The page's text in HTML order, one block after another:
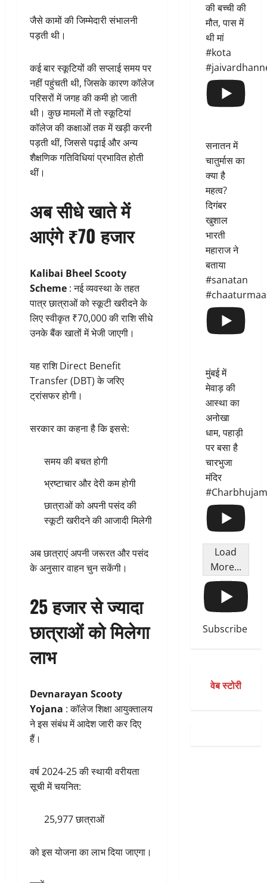
जैसे कामों की जिम्मेदारी संभालनी
पड़ती थी।
कई बार स्कूटियों की सप्लाई समय पर
नहीं पहुंचती थी, जिसके कारण कॉलेज
परिसरों में जगह की कमी हो जाती
थी। कुछ मामलों में तो स्कूटियां
कॉलेज की कक्षाओं तक में खड़ी करनी
पड़ती थीं, जिससे पढ़ाई और अन्य
शैक्षणिक गतिविधियां प्रभावित होती
थीं।
अब सीधे खाते में
आएंगे ₹70 हजार
Kalibai Bheel Scooty
Scheme : नई व्यवस्था के तहत
पात्र छात्राओं को स्कूटी खरीदने के
लिए स्वीकृत ₹70,000 की राशि सीधे
उनके बैंक खातों में भेजी जाएगी।
यह राशि Direct Benefit
Transfer (DBT) के जरिए
ट्रांसफर होगी।
सरकार का कहना है कि इससे:
समय की बचत होगी
भ्रष्टाचार और देरी कम होगी
छात्राओं को अपनी पसंद की
स्कूटी खरीदने की आजादी मिलेगी
अब छात्राएं अपनी जरूरत और पसंद
के अनुसार वाहन चुन सकेंगी।
25 हजार से ज्यादा
छात्राओं को मिलेगा
लाभ
Devnarayan Scooty
Yojana : कॉलेज शिक्षा आयुक्तालय
ने इस संबंध में आदेश जारी कर दिए
हैं।
वर्ष 2024-25 की स्थायी वरीयता
सूची में चयनित:
25,977 छात्राओं
को इस योजना का लाभ दिया जाएगा।
की बच्ची की
मौत, पास में
थी मां
#kota
सनातन में
चातुर्मास का
क्या है
महत्व?
दिगंबर
खुशाल
भारती
महाराज ने
बताया
#sanatan
मुंबई में
मेवाड़ की
आस्था का
अनोखा
धाम, पहाड़ी
पर बसा है
चारभुजा
मंदिर
Load
More...
Subscribe
वेब स्टोरी